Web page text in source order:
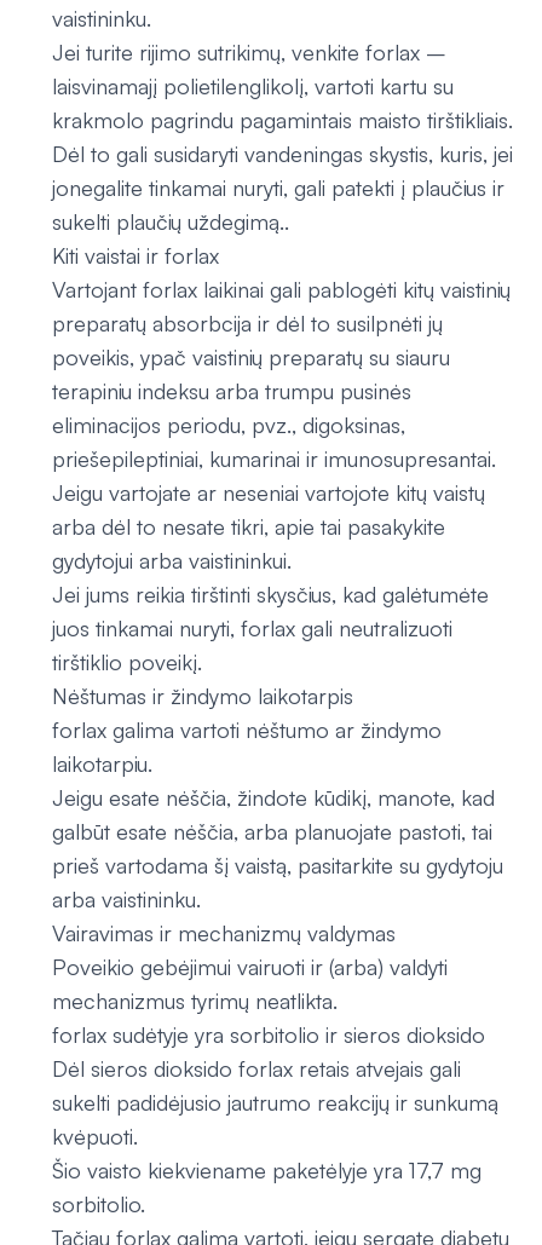
vaistininku.
Jei turite rijimo sutrikimų, venkite forlax –
laisvinamajį polietilenglikolį, vartoti kartu su
krakmolo pagrindu pagamintais maisto tirštikliais.
Dėl to gali susidaryti vandeningas skystis, kuris, jei
jonegalite tinkamai nuryti, gali patekti į plaučius ir
sukelti plaučių uždegimą..
Kiti vaistai ir forlax
Vartojant forlax laikinai gali pablogėti kitų vaistinių
preparatų absorbcija ir dėl to susilpnėti jų
poveikis, ypač vaistinių preparatų su siauru
terapiniu indeksu arba trumpu pusinės
eliminacijos periodu, pvz., digoksinas,
priešepileptiniai, kumarinai ir imunosupresantai.
Jeigu vartojate ar neseniai vartojote kitų vaistų
arba dėl to nesate tikri, apie tai pasakykite
gydytojui arba vaistininkui.
Jei jums reikia tirštinti skysčius, kad galėtumėte
juos tinkamai nuryti, forlax gali neutralizuoti
tirštiklio poveikį.
Nėštumas ir žindymo laikotarpis
forlax galima vartoti nėštumo ar žindymo
laikotarpiu.
Jeigu esate nėščia, žindote kūdikį, manote, kad
galbūt esate nėščia, arba planuojate pastoti, tai
prieš vartodama šį vaistą, pasitarkite su gydytoju
arba vaistininku.
Vairavimas ir mechanizmų valdymas
Poveikio gebėjimui vairuoti ir (arba) valdyti
mechanizmus tyrimų neatlikta.
forlax sudėtyje yra sorbitolio ir sieros dioksido
Dėl sieros dioksido forlax retais atvejais gali
sukelti padidėjusio jautrumo reakcijų ir sunkumą
kvėpuoti.
Šio vaisto kiekviename paketėlyje yra 17,7 mg
sorbitolio.
Tačiau forlax galima vartoti, jeigu sergate diabetu